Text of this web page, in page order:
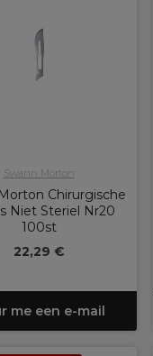
Swann Morton
Chirurgische
Niet Steriel Nr20
100st
22,29 €
me een e-mail